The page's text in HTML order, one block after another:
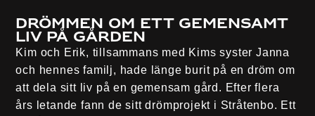
Drömmen om ett gemensamt
liv på gården
Kim och Erik, tillsammans med Kims syster Janna
och hennes familj, hade länge burit på en dröm om
att dela sitt liv på en gemensam gård. Efter flera
års letande fann de sitt drömprojekt i Stråtenbo. Ett